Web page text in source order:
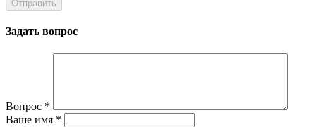
Задать вопрос
Вопрос *
Ваше имя *